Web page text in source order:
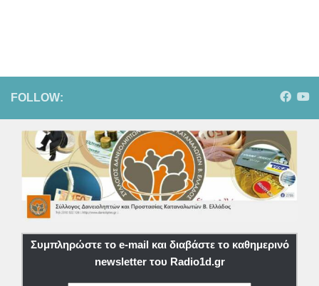
FOLLOW:
Συμπληρώστε το e-mail και διαβάστε το καθημερινό
newsletter του Radio1d.gr